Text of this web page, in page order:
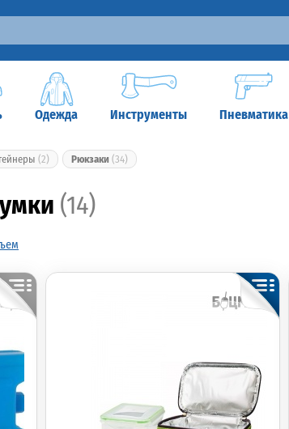
Одежда Инструменты Пневматика
(2) Рюкзаки (34)
(14)